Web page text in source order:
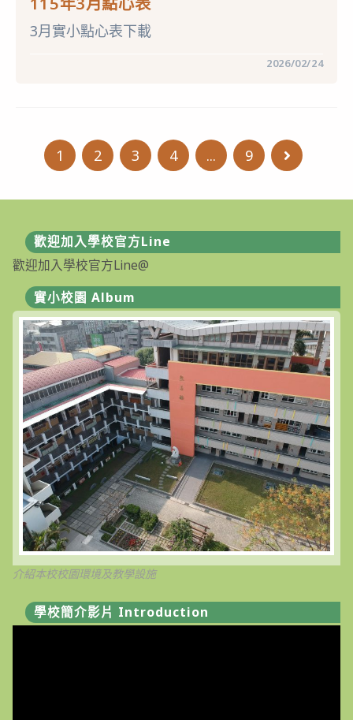
正
取
名
名
單〉
中
3月實小點心表下載
表〉
中
2026/02/24
1 2 3 4 ... 9 Go to
歡迎加入學校官方Line
歡迎加入學校官方Line@
實小校園 Album
介紹本校校園環境及教學設施
學校簡介影片 Introduction